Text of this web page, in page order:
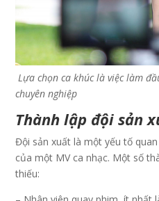
Lựa chọn ca khúc là việc làm
chuyên nghiệp
Thành lập đội sản
Đội sản xuất là một yếu tố
của một MV ca nhạc. Một số
thiếu: